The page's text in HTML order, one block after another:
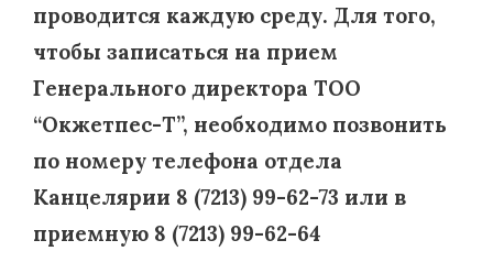
проводится каждую среду. Для того,
чтобы записаться на прием
Генерального директора ТОО
“Окжетпес-Т”, необходимо позвонить
по номеру телефона отдела
Канцелярии 8 (7213) 99-62-73 или в
приемную 8 (7213) 99-62-64